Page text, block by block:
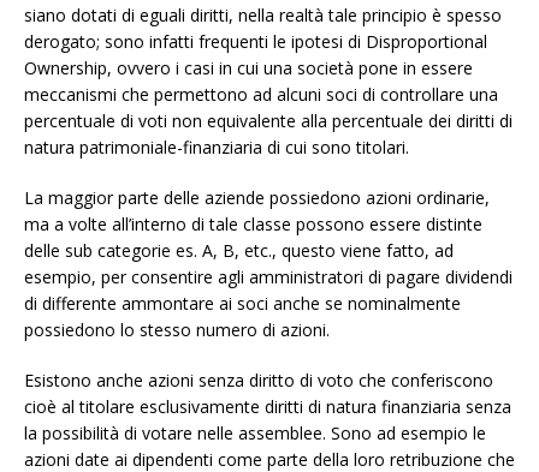
siano dotati di eguali diritti, nella realtà tale principio è spesso
derogato; sono infatti frequenti le ipotesi di Disproportional
Ownership, ovvero i casi in cui una società pone in essere
meccanismi che permettono ad alcuni soci di controllare una
percentuale di voti non equivalente alla percentuale dei diritti di
natura patrimoniale-finanziaria di cui sono titolari.
La maggior parte delle aziende possiedono azioni ordinarie,
ma a volte all’interno di tale classe possono essere distinte
delle sub categorie es. A, B, etc., questo viene fatto, ad
esempio, per consentire agli amministratori di pagare dividendi
di differente ammontare ai soci anche se nominalmente
possiedono lo stesso numero di azioni.
Esistono anche azioni senza diritto di voto che conferiscono
cioè al titolare esclusivamente diritti di natura finanziaria senza
la possibilità di votare nelle assemblee. Sono ad esempio le
azioni date ai dipendenti come parte della loro retribuzione che